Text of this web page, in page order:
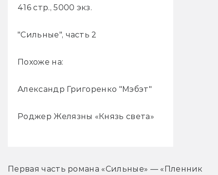
416 стр., 5000 экз.
"Сильные", часть 2
Похоже на:
Александр Григоренко "Мэбэт"
Роджер Желязны «Князь света»
Первая часть романа «Сильные» — «Пленник